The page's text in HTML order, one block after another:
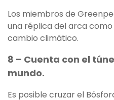
Los miembros de
una réplica del arca
cambio climático.
8 – Cuenta con el
mundo.
Es posible cruzar el